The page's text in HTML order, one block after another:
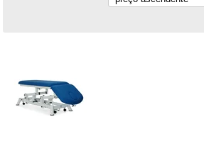
Mobiliário
clínico
Medicina
tradicional